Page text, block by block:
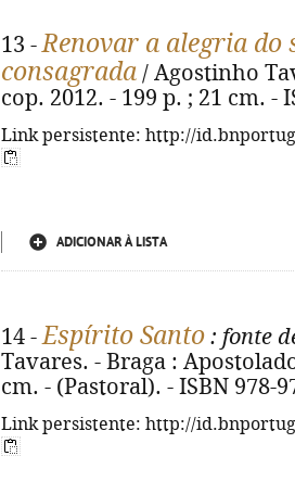
13 -Renovar a alegria
consagrada / Agostinho
cop. 2012. - 199 p. ; 21 cm. -
Link persistente: http://
ADICIONAR À LISTA
14 -Espírito Santo : fonte
Tavares. - Braga :
cm. - (Pastoral). - ISBN 978-
Link persistente: http://